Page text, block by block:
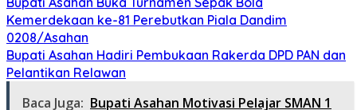
Kemerdekaan ke-81 Perebutkan Piala Dandim
0208/Asahan
Bupati Asahan Hadiri Pembukaan Rakerda DPD PAN dan
Pelantikan Relawan
Baca Juga: Bupati Asahan Motivasi Pelajar SMAN 1